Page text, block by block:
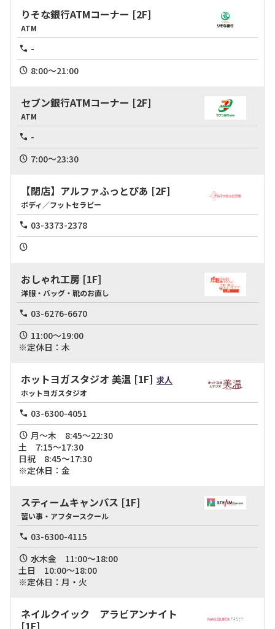
りそな銀行ATMコーナー [2F]
ATM
-
8:00～21:00
セブン銀行ATMコーナー [2F]
ATM
-
7:00～23:30
【閉店】アルファふっとぴあ [2F]
ボディ／フットセラピー
03-3373-2378
おしゃれ工房 [1F]
洋服・バッグ・靴のお直し
03-6276-6670
11:00～19:00
※定休日：木
ホットヨガスタジオ 美温 [1F] 求人
ホットヨガスタジオ
03-6300-4051
月～木　8:45～22:30
土　7:15〜17:30
日祝　8:45〜17:30
※定休日：金
スティームキャンパス [1F]
習い事・アフタースクール
03-6300-4115
水木金　11:00～18:00
土日　10:00～18:00
※定休日：月・火
ネイルクイック アラビアンナイト
[1F]